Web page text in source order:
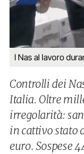
I Nas al lavoro
Controlli dei
Italia. Oltre
irregolarità:
in cattivo stato
euro. Sospese